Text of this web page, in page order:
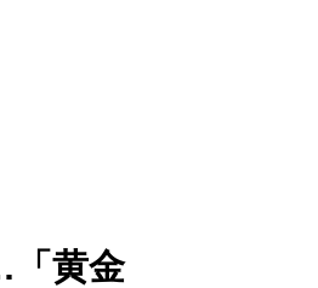
「黄金